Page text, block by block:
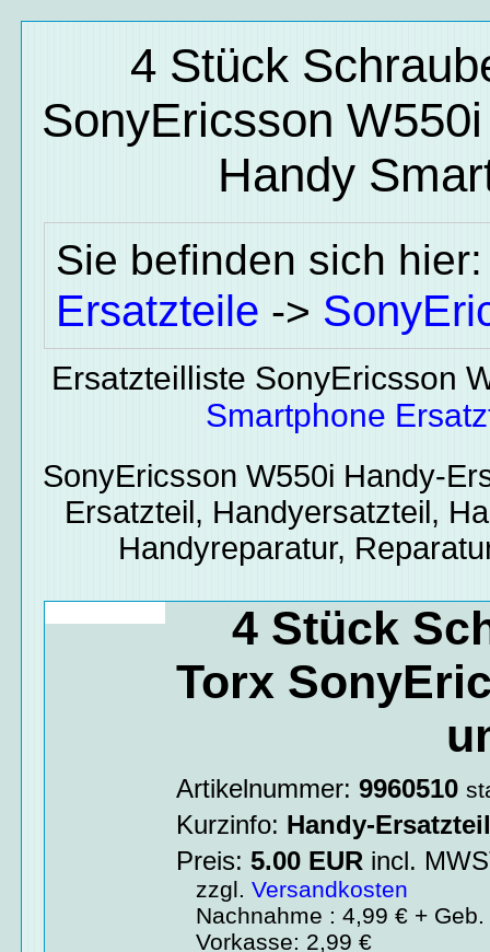
4 Stück
SonyEricsson
Handy
Sie befinden sich
Ersatzteile ->
Ersatzteilliste SonyEricsson
Smartphone
SonyEricsson W550i Handy-
Ersatzteil, Handyersatzteil,
Handyreparatur,
4 Stück
Torx
Artikelnummer:9960510
Kurzinfo: Handy-
Preis:5.00 EUR incl.
zzgl.Versandkosten
Nachnahme : 4,99 € + Geb.
Vorkasse: 2,99 €